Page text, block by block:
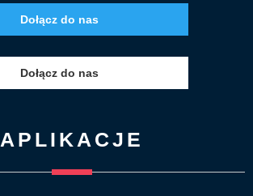
Dołącz do nas
Dołącz do nas
APLIKACJE